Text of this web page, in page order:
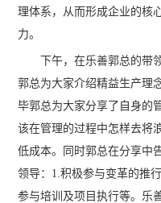
理体系，从而形成企业的核
力。
下午，在乐善郭总的带领
郭总为大家介绍精益生产理
毕郭总为大家分享了自身的
该在管理的过程中怎样去将
低成本。同时郭总在分享中
领导：1.积极参与变革的推
参与培训及项目执行等。乐